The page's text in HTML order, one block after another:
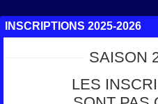
INSCRIPTIONS 2025-2026
SAISON
LES